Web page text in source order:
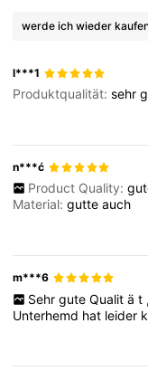
werde ich wieder
l***1
Produktqualität:sehr
n***ć
Product Quality:
Material:gutteauch
m***6
Sehr gute Qualit ä t ,
Unterhemd hat leider